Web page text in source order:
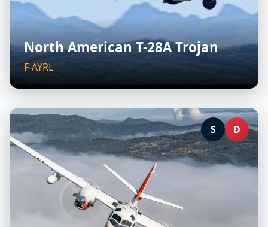
North American T-28A Trojan
F-AYRL
S D